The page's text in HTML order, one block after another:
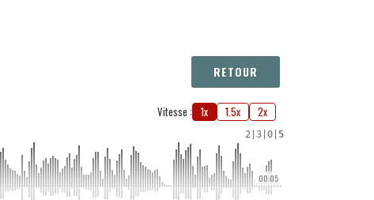
RETOUR
Vitesse : 1x 1.5x 2x
2 3 0 5
00:05